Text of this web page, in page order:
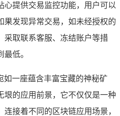
心提供交易监控功能，用户可以
果发现异常交易，如未经授权的
采取联系客服、冻结账户等措
低。
如一座蕴含丰富宝藏的神秘矿
垠的应用前景，它不仅仅是一种
接着不同的区块链应用场景，